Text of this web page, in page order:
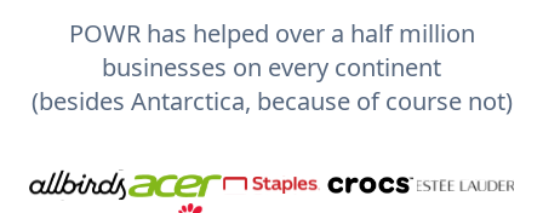
POWR has helped over a half million
businesses on every continent
(besides Antarctica, because of course not)